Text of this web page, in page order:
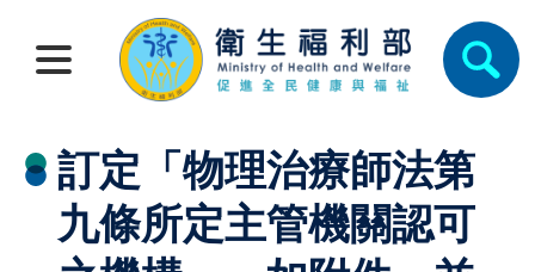
訂定「物理治療師法第
九條所定主管機關認可